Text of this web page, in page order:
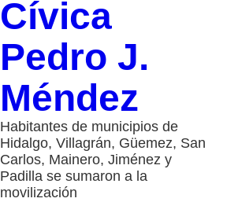
Cívica
Pedro J.
Méndez
Habitantes de municipios de
Hidalgo, Villagrán, Güemez, San
Carlos, Mainero, Jiménez y
Padilla se sumaron a la
movilización